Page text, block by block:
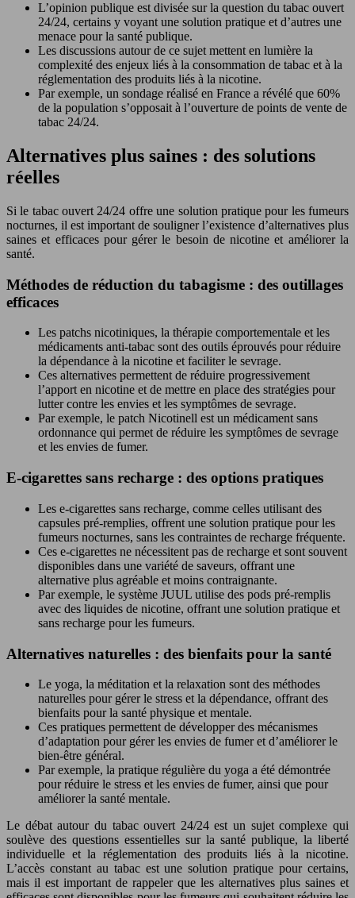
L’opinion publique est divisée sur la question du tabac ouvert
24/24, certains y voyant une solution pratique et d’autres une
menace pour la santé publique.
Les discussions autour de ce sujet mettent en lumière la
complexité des enjeux liés à la consommation de tabac et à la
réglementation des produits liés à la nicotine.
Par exemple, un sondage réalisé en France a révélé que 60%
de la population s’opposait à l’ouverture de points de vente de
tabac 24/24.
Alternatives plus saines : des solutions
réelles
Si le tabac ouvert 24/24 offre une solution pratique pour les fumeurs
nocturnes, il est important de souligner l’existence d’alternatives plus
saines et efficaces pour gérer le besoin de nicotine et améliorer la
santé.
Méthodes de réduction du tabagisme : des outillages
efficaces
Les patchs nicotiniques, la thérapie comportementale et les
médicaments anti-tabac sont des outils éprouvés pour réduire
la dépendance à la nicotine et faciliter le sevrage.
Ces alternatives permettent de réduire progressivement
l’apport en nicotine et de mettre en place des stratégies pour
lutter contre les envies et les symptômes de sevrage.
Par exemple, le patch Nicotinell est un médicament sans
ordonnance qui permet de réduire les symptômes de sevrage
et les envies de fumer.
E-cigarettes sans recharge : des options pratiques
Les e-cigarettes sans recharge, comme celles utilisant des
capsules pré-remplies, offrent une solution pratique pour les
fumeurs nocturnes, sans les contraintes de recharge fréquente.
Ces e-cigarettes ne nécessitent pas de recharge et sont souvent
disponibles dans une variété de saveurs, offrant une
alternative plus agréable et moins contraignante.
Par exemple, le système JUUL utilise des pods pré-remplis
avec des liquides de nicotine, offrant une solution pratique et
sans recharge pour les fumeurs.
Alternatives naturelles : des bienfaits pour la santé
Le yoga, la méditation et la relaxation sont des méthodes
naturelles pour gérer le stress et la dépendance, offrant des
bienfaits pour la santé physique et mentale.
Ces pratiques permettent de développer des mécanismes
d’adaptation pour gérer les envies de fumer et d’améliorer le
bien-être général.
Par exemple, la pratique régulière du yoga a été démontrée
pour réduire le stress et les envies de fumer, ainsi que pour
améliorer la santé mentale.
Le débat autour du tabac ouvert 24/24 est un sujet complexe qui
soulève des questions essentielles sur la santé publique, la liberté
individuelle et la réglementation des produits liés à la nicotine.
L’accès constant au tabac est une solution pratique pour certains,
mais il est important de rappeler que les alternatives plus saines et